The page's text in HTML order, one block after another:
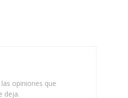
opiniones que
deja.